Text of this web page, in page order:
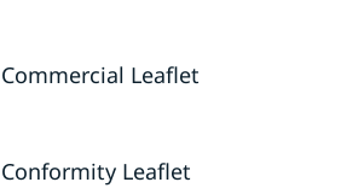
Commercial Leaflet
Conformity Leaflet